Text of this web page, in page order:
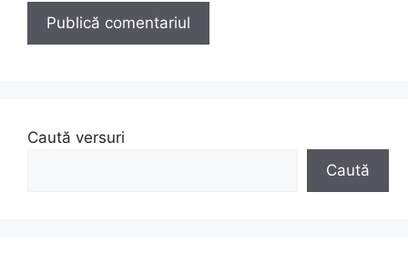
Caută versuri
Caută